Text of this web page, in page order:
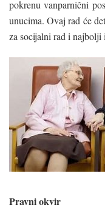
pokrenu vanparnični
unucima. Ovaj rad će
za socijalni rad i najbolji
Pravni okvir